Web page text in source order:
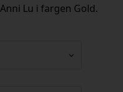
Lu i fargen Gold.